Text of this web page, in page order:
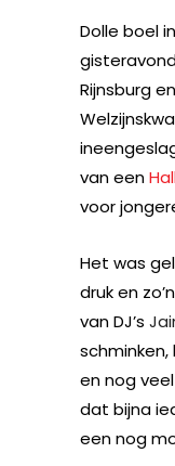
Dolle boel
Rijnsburg
van een
voor
Het was
druk en
van DJ’s
en nog
dat bijna
een nog